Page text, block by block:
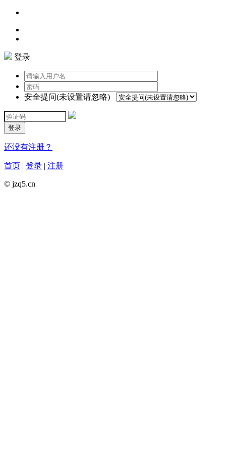
登录
安全提问(未设置请忽略)
登录
还没有注册？
首页 | 登录 | 注册
© jzq5.cn